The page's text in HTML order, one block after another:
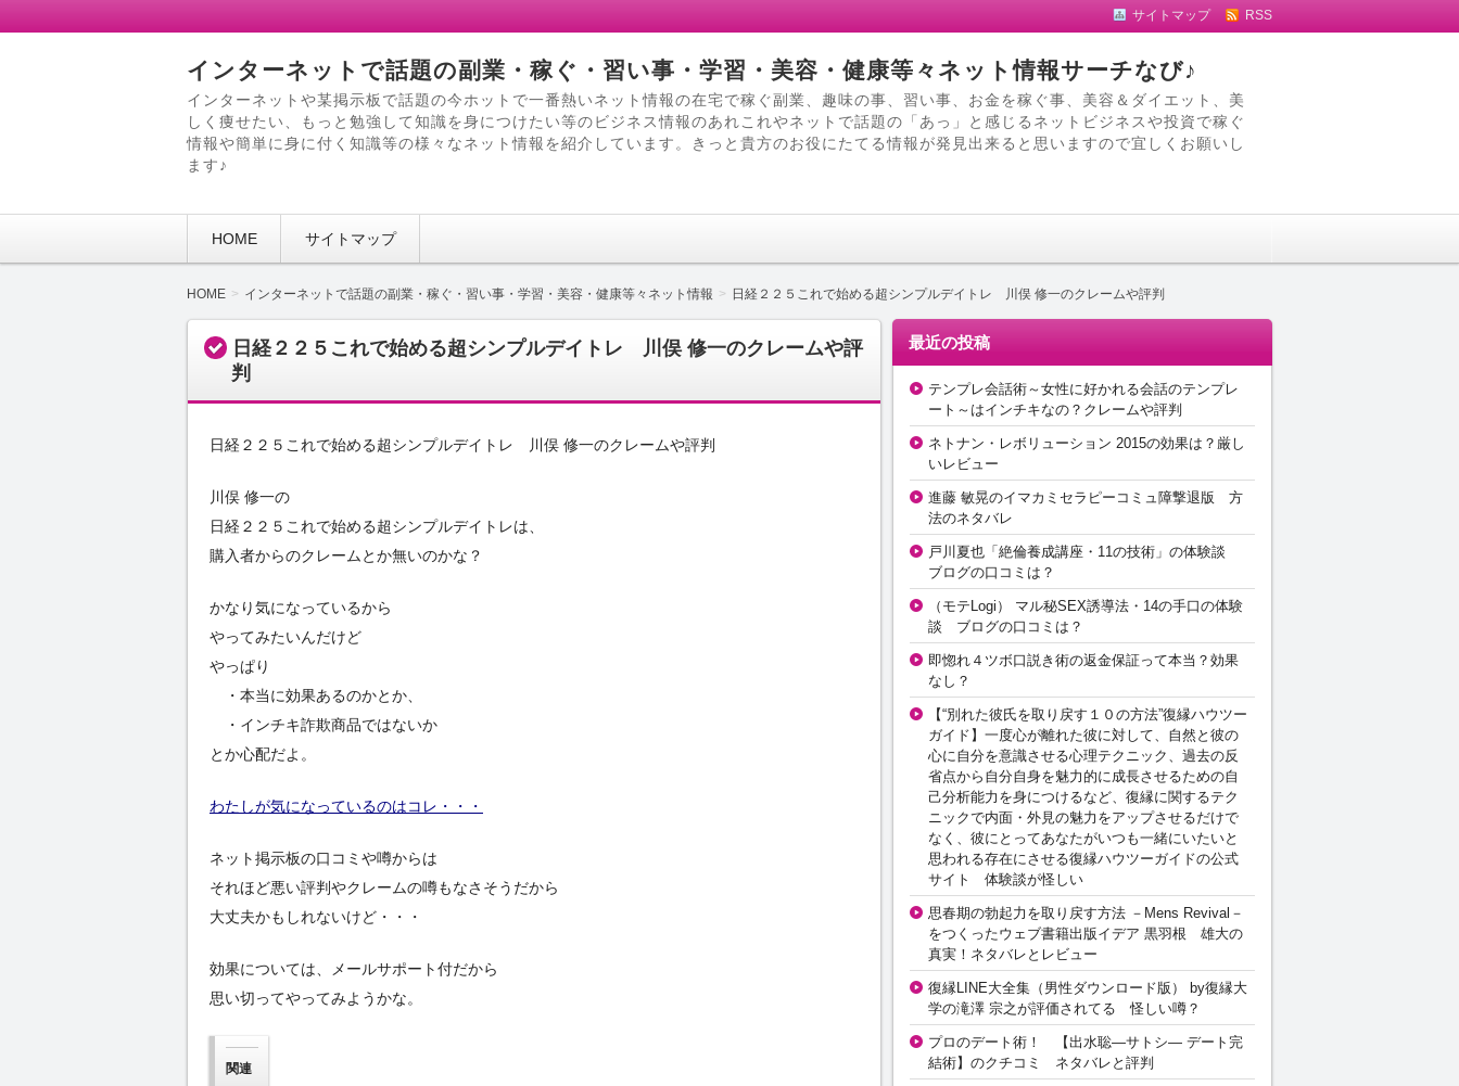
サイトマップ RSS
インターネットで話題の副業・稼ぐ・習い事・学習・美容・健康等々ネット情報サーチなび♪
インターネットや某掲示板で話題の今ホットで一番熱いネット情報の在宅で稼ぐ副業、趣味の事、習い事、お金を稼ぐ事、美容＆ダイエット、美
しく痩せたい、もっと勉強して知識を身につけたい等のビジネス情報のあれこれやネットで話題の「あっ」と感じるネットビジネスや投資で稼ぐ
情報や簡単に身に付く知識等の様々なネット情報を紹介しています。きっと貴方のお役にたてる情報が発見出来ると思いますので宜しくお願いし
ます♪
HOME サイトマップ
HOME インターネットで話題の副業・稼ぐ・習い事・学習・美容・健康等々ネット情報 日経２２５これで始める超シンプルデイトレ 川俣 修一のクレームや評判
日経２２５これで始める超シンプルデイトレ 川俣 修一のクレームや評
判
日経２２５これで始める超シンプルデイトレ 川俣 修一のクレームや評判
川俣 修一の
日経２２５これで始める超シンプルデイトレは、
購入者からのクレームとか無いのかな？
かなり気になっているから
やってみたいんだけど
やっぱり
・本当に効果あるのかとか、
・インチキ詐欺商品ではないか
とか心配だよ。
わたしが気になっているのはコレ・・・
ネット掲示板の口コミや噂からは
それほど悪い評判やクレームの噂もなさそうだから
大丈夫かもしれないけど・・・
効果については、メールサポート付だから
思い切ってやってみようかな。
関連
最近の投稿
テンプレ会話術～女性に好かれる会話のテンプレ
ート～はインチキなの？クレームや評判
ネトナン・レボリューション 2015の効果は？厳し
いレビュー
進藤 敏晃のイマカミセラピーコミュ障撃退版 方
法のネタバレ
戸川夏也「絶倫養成講座・11の技術」の体験談
ブログの口コミは？
（モテLogi） マル秘SEX誘導法・14の手口の体験
談 ブログの口コミは？
即惚れ４ツボ口説き術の返金保証って本当？効果
なし？
【“別れた彼氏を取り戻す１０の方法”復縁ハウツー
ガイド】一度心が離れた彼に対して、自然と彼の
心に自分を意識させる心理テクニック、過去の反
省点から自分自身を魅力的に成長させるための自
己分析能力を身につけるなど、復縁に関するテク
ニックで内面・外見の魅力をアップさせるだけで
なく、彼にとってあなたがいつも一緒にいたいと
思われる存在にさせる復縁ハウツーガイドの公式
サイト 体験談が怪しい
思春期の勃起力を取り戻す方法 －Mens Revival－
をつくったウェブ書籍出版イデア 黒羽根 雄大の
真実！ネタバレとレビュー
復縁LINE大全集（男性ダウンロード版） by復縁大
学の滝澤 宗之が評価されてる 怪しい噂？
プロのデート術！ 【出水聡―サトシ― デート完
結術】のクチコミ ネタバレと評判